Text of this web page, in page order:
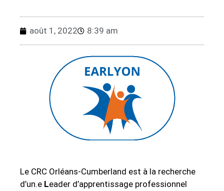
août 1, 2022 8:39 am
Le CRC Orléans-Cumberland est à la recherche
d’un.e Leader d’apprentissage professionnel